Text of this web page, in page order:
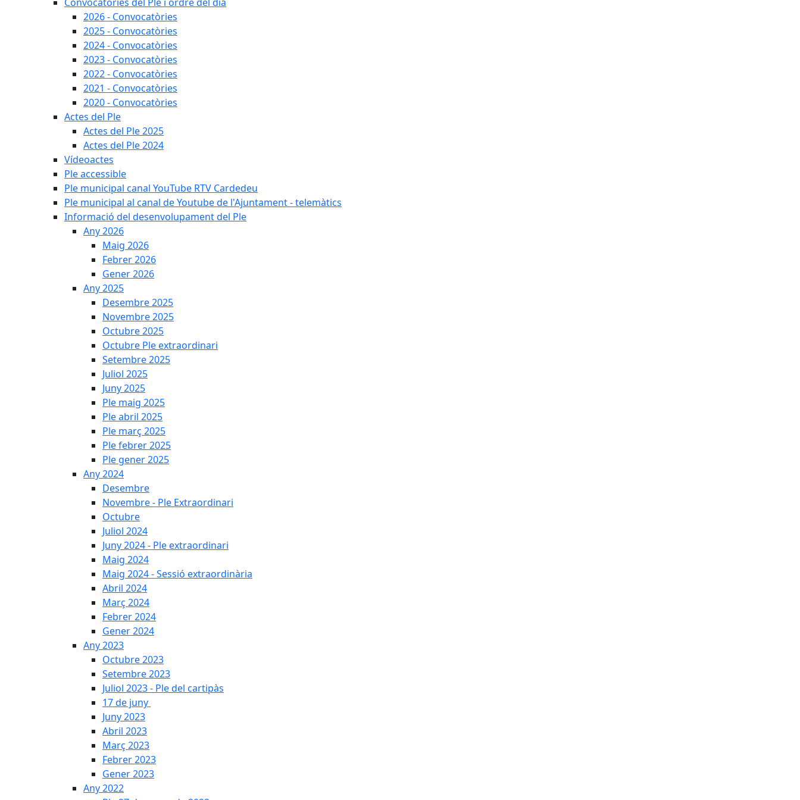
2026 - Convocatòries
2025 - Convocatòries
2024 - Convocatòries
2023 - Convocatòries
2022 - Convocatòries
2021 - Convocatòries
2020 - Convocatòries
Actes del Ple
Actes del Ple 2025
Actes del Ple 2024
Vídeoactes
Ple accessible
Ple municipal canal YouTube RTV Cardedeu
Ple municipal al canal de Youtube de l'Ajuntament - telemàtics
Informació del desenvolupament del Ple
Any 2026
Maig 2026
Febrer 2026
Gener 2026
Any 2025
Desembre 2025
Novembre 2025
Octubre 2025
Octubre Ple extraordinari
Setembre 2025
Juliol 2025
Juny 2025
Ple maig 2025
Ple abril 2025
Ple març 2025
Ple febrer 2025
Ple gener 2025
Any 2024
Desembre
Novembre - Ple Extraordinari
Octubre
Juliol 2024
Juny 2024 - Ple extraordinari
Maig 2024
Maig 2024 - Sessió extraordinària
Abril 2024
Març 2024
Febrer 2024
Gener 2024
Any 2023
Octubre 2023
Setembre 2023
Juliol 2023 - Ple del cartipàs
17 de juny
Juny 2023
Abril 2023
Març 2023
Febrer 2023
Gener 2023
Any 2022